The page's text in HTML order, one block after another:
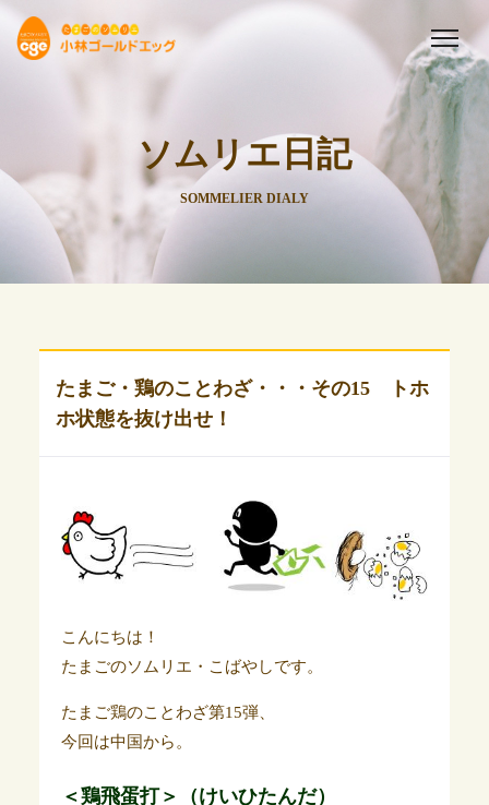
ソムリエ日記
SOMMELIER DIALY
たまご・鶏のことわざ・・・その15 トホ
ホ状態を抜け出せ！
こんにちは！
たまごのソムリエ・こばやしです。
たまご鶏のことわざ第15弾、
今回は中国から。
＜鶏飛蛋打＞（けいひたんだ）